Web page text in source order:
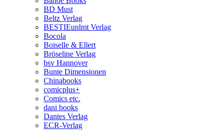
BD Must
Beltz Verlag
BESTIEunlmt Verlag
Bocola
Boiselle & Ellert
Bröseline Verlag
bsv Hannover
Bunte Dimensionen
Chinabooks
comicplus+
Comics etc.
dani books
Dantes Verlag
ECR-Verlag